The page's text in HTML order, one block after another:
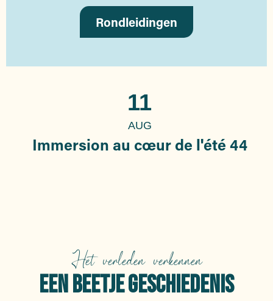
Rondleidingen
11
AUG
Immersion au cœur de l'été 44
Het verleden verkennen
EEN BEETJE GESCHIEDENIS